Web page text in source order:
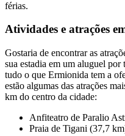
férias.
Atividades e atrações
Gostaria de encontrar as
sua estadia em um aluguel por
tudo o que Ermionida tem a
estão algumas das atrações
km do centro da cidade:
Anfiteatro de Paralio
Praia de Tigani (37,7